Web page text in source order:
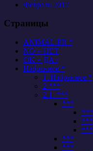
Февраль 2012
Страницы
ANIMAL-PR *
NO = НЕТ
OK = ДА /
Избранное *
1. Избранное *
2 ***
2.1. ***
***
***
***
***
***
***